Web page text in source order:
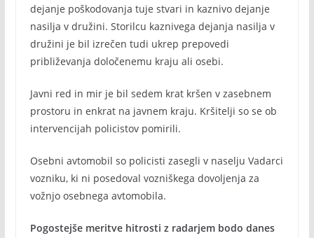
dejanje poškodovanja tuje stvari in kaznivo dejanje
nasilja v družini. Storilcu kaznivega dejanja nasilja v
družini je bil izrečen tudi ukrep prepovedi
približevanja določenemu kraju ali osebi.
Javni red in mir je bil sedem krat kršen v zasebnem
prostoru in enkrat na javnem kraju. Kršitelji so se ob
intervencijah policistov pomirili.
Osebni avtomobil so policisti zasegli v naselju Vadarci
vozniku, ki ni posedoval vozniškega dovoljenja za
vožnjo osebnega avtomobila.
Pogostejše meritve hitrosti z radarjem bodo danes